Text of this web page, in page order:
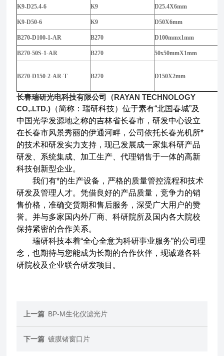
K9-D25.4-6 K9 D25.4X6mm
K9-D50-6 K9 D50X6mm
B270-D100-1-AR B270 D100mmx1mm
B270-50S-1-AR B270 50x50mmX1mm
B270-D150-2-AR-T B270 D150X2mm
长春瑞研光电科技有限公司（RAYAN TECHNOLOGY
CO,.LTD.) （简称：瑞研科技）位于素有“北国春城”及
中国光学发源地之称的吉林省长春市，研发中心设立
在长春市风景秀丽的伊通河畔，公司依托长春光机所*
的技术和研发实力支持，现已发展成一家集科研产品
研发、系统集成、加工生产、代理销售于一体的高新
科技创新型企业。
我们有*的生产设备，严格的质量管控流程和技术
研发及管理人才。凭借良好的产品质量，竞争力的销
售价格，准确交货期和售后服务，深受广大用户的赞
誉。并与多家国内外厂商、科研院所及国内各大院校
保持紧密的合作关系。
瑞研科技本着“全心全意为科研事业服务”的公司理
念，也期待与您能成为长期的合作伙伴，现诚邀各科
研院校及企业联合研发项目。
上一篇 BP-M生化仪滤光片
下一篇 镀膜锗窗口片